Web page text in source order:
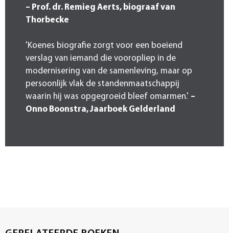
– Prof. dr. Remieg Aerts, biograaf van
Thorbecke
'Koenes biografie zorgt voor een boeiend
verslag van iemand die vooropliep in de
modernisering van de samenleving, maar op
persoonlijk vlak de standenmaatschappij
waarin hij was opgegroeid bleef omarmen.' –
Onno Boonstra, Jaarboek Gelderland